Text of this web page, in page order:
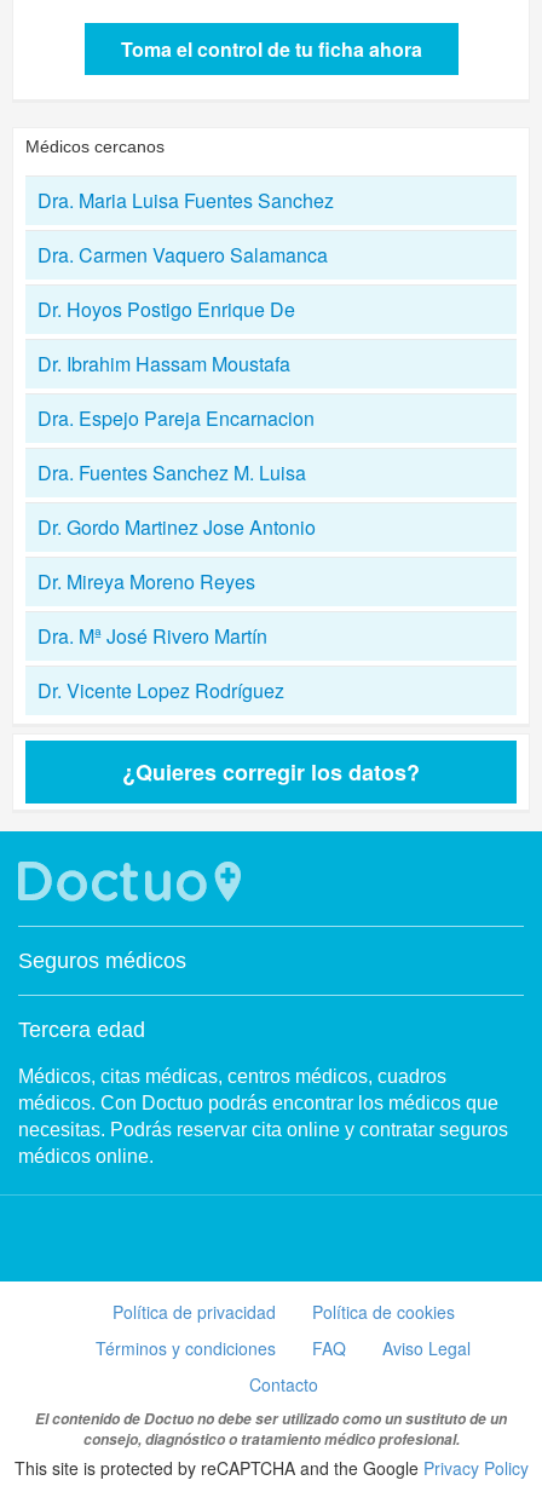
Toma el control de tu ficha ahora
Médicos cercanos
Dra. Maria Luisa Fuentes Sanchez
Dra. Carmen Vaquero Salamanca
Dr. Hoyos Postigo Enrique De
Dr. Ibrahim Hassam Moustafa
Dra. Espejo Pareja Encarnacion
Dra. Fuentes Sanchez M. Luisa
Dr. Gordo Martinez Jose Antonio
Dr. Mireya Moreno Reyes
Dra. Mª José Rivero Martín
Dr. Vicente Lopez Rodríguez
¿Quieres corregir los datos?
Seguros médicos
Tercera edad
Médicos, citas médicas, centros médicos, cuadros
médicos. Con Doctuo podrás encontrar los médicos que
necesitas. Podrás reservar cita online y contratar seguros
médicos online.
Política de privacidad
Política de cookies
Términos y condiciones
FAQ
Aviso Legal
Contacto
El contenido de Doctuo no debe ser utilizado como un sustituto de un
consejo, diagnóstico o tratamiento médico profesional.
This site is protected by reCAPTCHA and the Google Privacy Policy